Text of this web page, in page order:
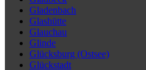
Gladenbach
Glashütte
Glauchau
Glinde
Glücksburg (Ostsee)
Glückstadt